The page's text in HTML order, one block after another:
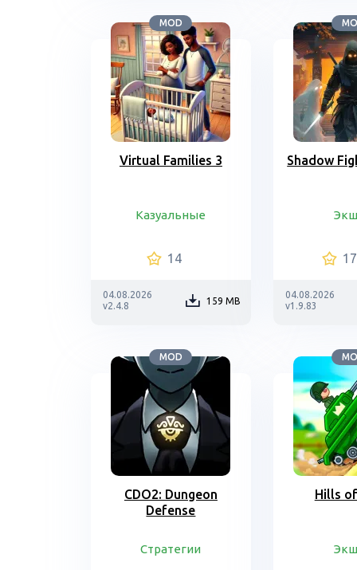
MOD
Virtual Families 3
Казуальные
14
04.08.2026
v2.4.8
159 MB
Shadow
04.08.2026
v1.9.83
MOD
CDO2: Dungeon
Defense
Стратегии
Hills